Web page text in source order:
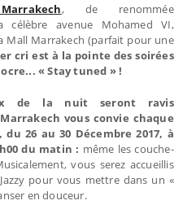
, de renommée
avenue Mohamed VI,
Mall Marrakech (parfait pour une
cri est à la pointe des soirées
« Stay tuned » !
de la nuit seront ravis
vous convie chaque
26 au 30 Décembre 2017, à
du matin : même les couche-
vous serez accueillis
pour vous mettre dans un «
en douceur.